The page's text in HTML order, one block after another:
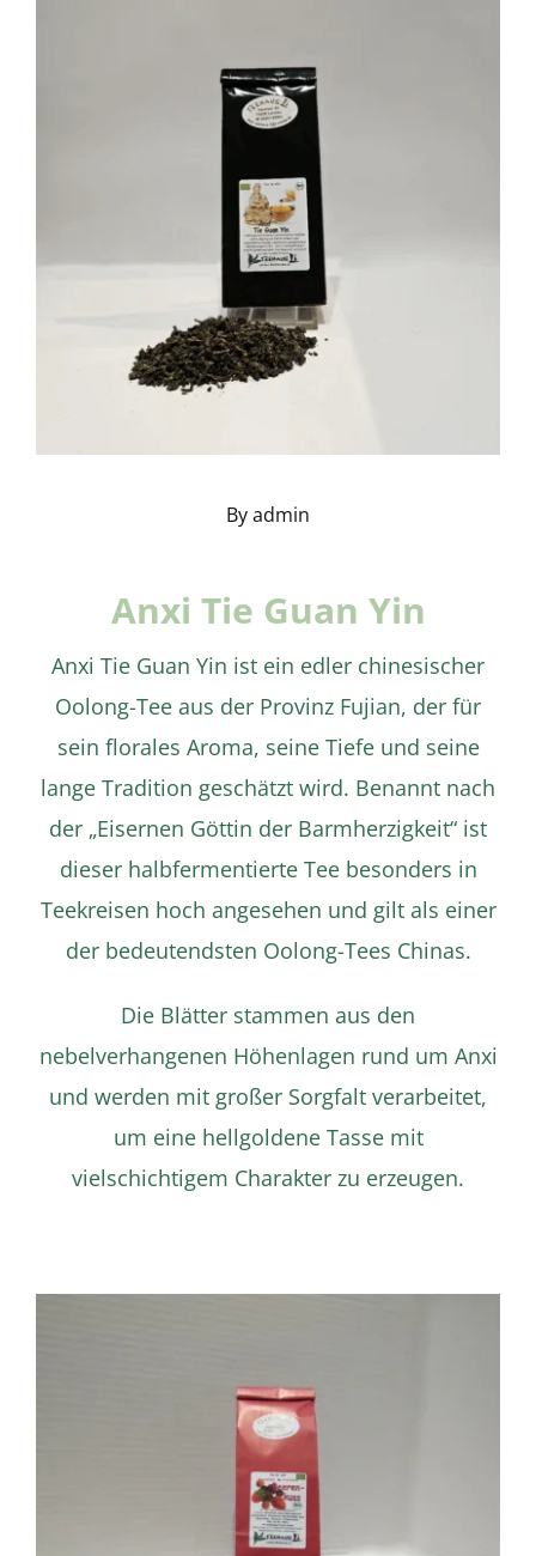
Details
Byadmin
Anxi Tie Guan Yin
Anxi Tie Guan Yin ist ein edler chinesischer
Oolong-Tee aus der Provinz Fujian, der für
sein florales Aroma, seine Tiefe und seine
lange Tradition geschätzt wird. Benannt nach
der „Eisernen Göttin der Barmherzigkeit“ ist
dieser halbfermentierte Tee besonders in
Teekreisen hoch angesehen und gilt als einer
der bedeutendsten Oolong-Tees Chinas.
Die Blätter stammen aus den
nebelverhangenen Höhenlagen rund um Anxi
und werden mit großer Sorgfalt verarbeitet,
um eine hellgoldene Tasse mit
vielschichtigem Charakter zu erzeugen.